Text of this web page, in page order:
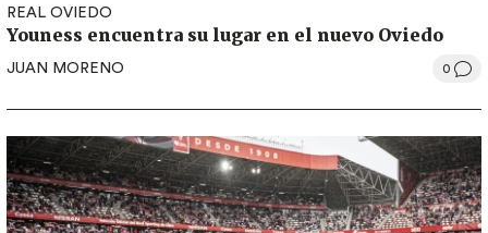
REAL OVIEDO
Youness encuentra su lugar en el nuevo Oviedo
JUAN MORENO 0